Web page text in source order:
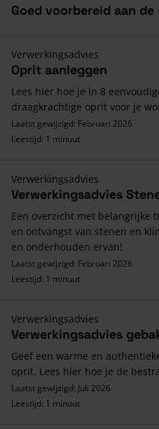
Goed voorbereid aan de
Verwerkingsadvies
Oprit aanleggen
Lees hier hoe je in 8
draagkrachtige oprit voor je
Laatst gewijzigd: Februari 2026
Leestijd: 1 minuut
Verwerkingsadvies
Verwerkingsadvies
Een overzicht met belangrijke
en ontvangst van stenen en
en onderhouden ervan!
Laatst gewijzigd: Februari 2026
Leestijd: 1 minuut
Verwerkingsadvies
Verwerkingsadvies
Geef een warme en
oprit. Lees hier hoe je de
Laatst gewijzigd: Juli 2026
Leestijd: 1 minuut